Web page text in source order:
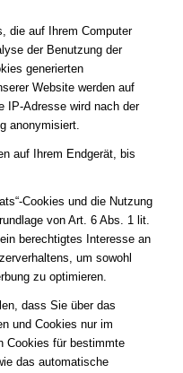
die auf Ihrem Computer
der Benutzung der
generierten
Website werden auf
IP-Adresse wird nach der
anonymisiert.
auf Ihrem Endgerät, bis
Cookies und die Nutzung
von Art. 6 Abs. 1 lit.
berechtigtes Interesse an
um sowohl
zu optimieren.
dass Sie über das
und Cookies nur im
Cookies für bestimmte
das automatische